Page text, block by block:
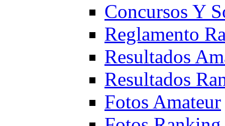
Concursos Y
Reglamento
Resultados
Resultados
Fotos Amateur